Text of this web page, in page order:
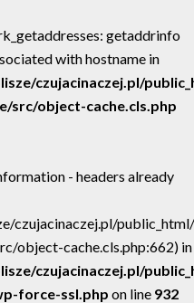
getaddrinfo
with hostname in
czujacinaczej.pl/
src/object-cache.cls.php
- headers already
czujacinaczej.pl/
object-cache.cls.php:662) in
czujacinaczej.pl/
force-ssl.php on line 932